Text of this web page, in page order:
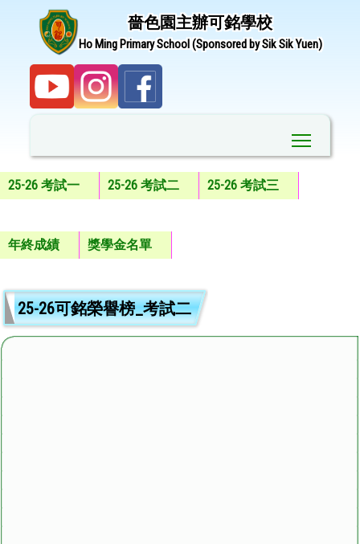
嗇色園主辦可銘學校
Ho Ming Primary School (Sponsored by Sik Sik Yuen)
25-26 考試一 25-26 考試二 25-26 考試三
年終成績 獎學金名單
25-26可銘榮譽榜_考試二